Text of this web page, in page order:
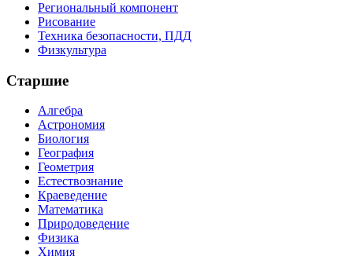
Региональный компонент
Рисование
Техника безопасности, ПДД
Физкультура
Старшие
Алгебра
Астрономия
Биология
География
Геометрия
Естествознание
Краеведение
Математика
Природоведение
Физика
Химия